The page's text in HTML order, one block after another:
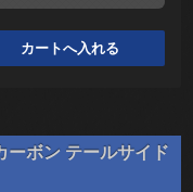
ーボン テールサイド